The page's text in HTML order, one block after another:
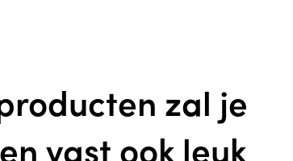
zal je
vast ook leuk